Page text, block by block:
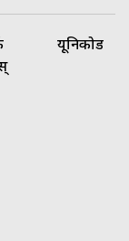
यूनिकोड